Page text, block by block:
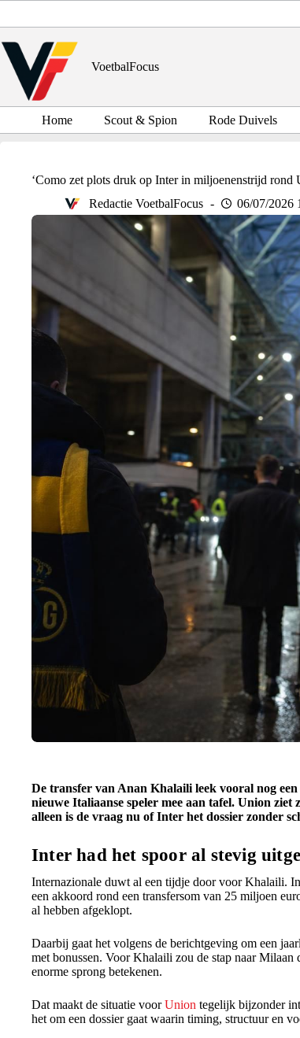
inhoud
VoetbalFocus
Home Scout & Spion Rode Duivels
‘Como zet plots druk op Inter in miljoenenstrijd rond
Redactie VoetbalFocus
06/07/2026
De transfer van Anan Khalaili leek vooral nog
nieuwe Italiaanse speler mee aan tafel. Union
alleen is de vraag nu of Inter het dossier zonder
Inter had het spoor al stevig
Internazionale duwt al een tijdje door voor Khalaili.
een akkoord rond een transfersom van 25 miljoen
al hebben afgeklopt.
Daarbij gaat het volgens de berichtgeving om een
met bonussen. Voor Khalaili zou de stap naar
enorme sprong betekenen.
Dat maakt de situatie voorUnion tegelijk bijzonder
het om een dossier gaat waarin timing, structuur en